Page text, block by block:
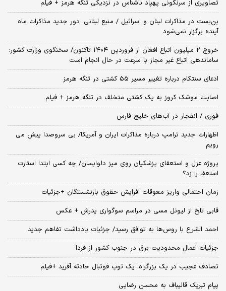
تصاویری از سرنگونی پهپاد ناشناس در نزدیکی تنگه هرمز + فیلم
بن‌بست در مذاکرات لبنان و اسرائیل / منبع لبنانی: دور جدید مذاکرات ماه
آینده برگزار نمی‌شود
خروج ۲ میلیون اتباع افغان از فروردین ۱۴۰۴ تاکنون/ سخنگوی وزارت کشور:
ساماندهی اتباع غیر مجاز با سرعت در حال انجام است
ادعای سنتکام درباره تغییر مسیر 55 کشتی در تنگه هرمز
اصابت موشک کروز به یک کشتی متخلف در تنگه هرمز + فیلم
فوری / انفجار در آب‌های خلیج فارس
اظهارات جدید ترامپ درباره مذاکرات ایران و آمریکا/ بی سروصدا پیش می
رویم
پروژه عزل و استعفای پزشکیان روی میز دلواپسان/ چه کسی ابتدا استارت
استعفا را زد؟
زمان احتمالی واریز معوقات افزایش حقوق بازنشستگان +جزئیات
قابی تلخ از لیونل مسی در مراسم سوگواری پدرش + عکس
احمد الشرع با روس‌ها به توافق رسید/ جزئیات یادداشت تفاهم جدید
جزئیات اعمال محدودیت برق در جنوب کشور از فردا
تصادف عجیب در یک بزرگراه؛ یک توپ فوتبال حادثه‌ آفرید +فیلم
پیام تبریک قالیباف به محسن رضایی